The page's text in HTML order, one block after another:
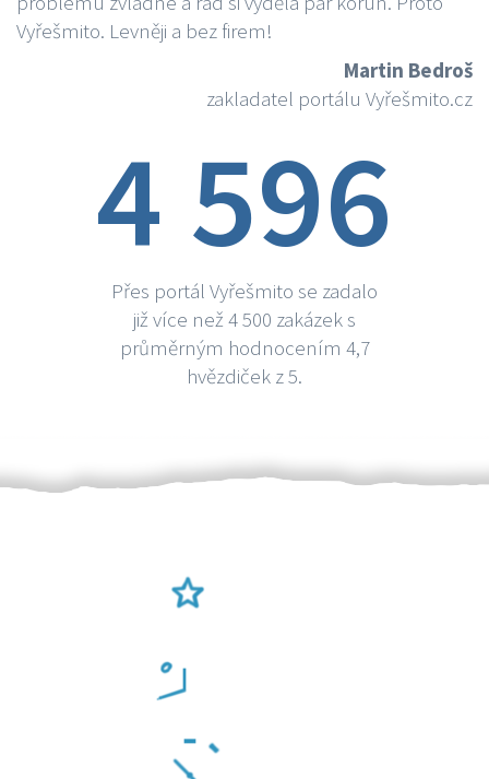
Vyřešmito. Levněji a bez firem!
Martin Bedroš
zakladatel portálu Vyřešmito.cz
4 596
Přes portál Vyřešmito se zadalo
již více než 4 500 zakázek s
průměrným hodnocením 4,7
hvězdiček z 5.